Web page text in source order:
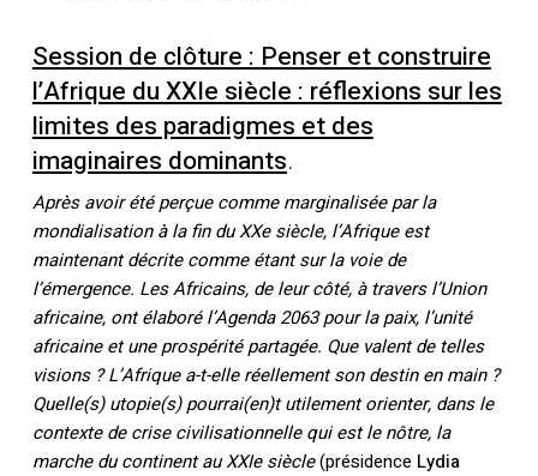
Retourner à la
librairie
Session de clôture : Penser et construire
l’Afrique du XXIe siècle : réflexions sur les
limites des paradigmes et des
imaginaires dominants.
Après avoir été perçue comme marginalisée par la
mondialisation à la fin du XXe siècle, l’Afrique est
maintenant décrite comme étant sur la voie de
l’émergence. Les Africains, de leur côté, à travers l’Union
africaine, ont élaboré l’Agenda 2063 pour la paix, l’unité
africaine et une prospérité partagée. Que valent de telles
visions ? L’Afrique a-t-elle réellement son destin en main ?
Quelle(s) utopie(s) pourrai(en)t utilement orienter, dans le
contexte de crise civilisationnelle qui est le nôtre, la
marche du continent au XXIe siècle(présidence Lydia